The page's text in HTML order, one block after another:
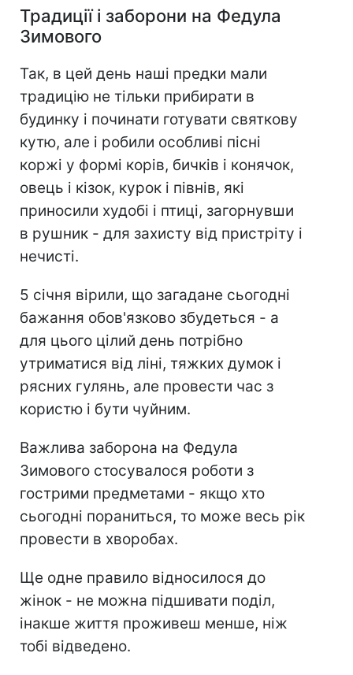
Традиції і заборони на Федула
Зимового
Так, в цей день наші предки мали
традицію не тільки прибирати в
будинку і починати готувати святкову
кутю, але і робили особливі пісні
коржі у формі корів, бичків і конячок,
овець і кізок, курок і півнів, які
приносили худобі і птиці, загорнувши
в рушник - для захисту від пристріту і
нечисті.
5 січня вірили, що загадане сьогодні
бажання обов'язково збудеться - а
для цього цілий день потрібно
утриматися від ліні, тяжких думок і
рясних гулянь, але провести час з
користю і бути чуйним.
Важлива заборона на Федула
Зимового стосувалося роботи з
гострими предметами - якщо хто
сьогодні пораниться, то може весь рік
провести в хворобах.
Ще одне правило відносилося до
жінок - не можна підшивати поділ,
інакше життя проживеш менше, ніж
тобі відведено.